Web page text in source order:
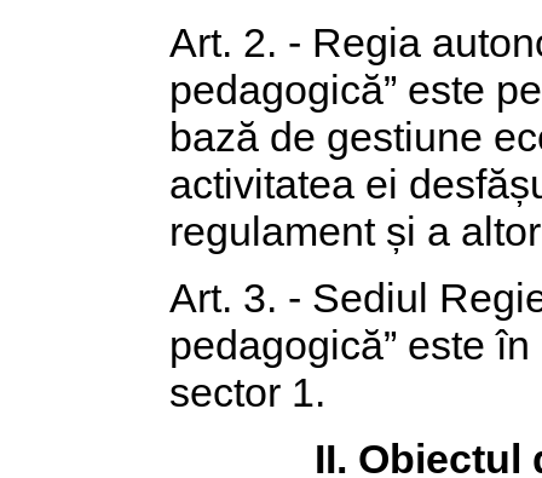
Art. 2. - Regia
pedagogică” este
bază de gestiune
activitatea ei
regulament și a
Art. 3. - Sediul
pedagogică” este
sector 1.
II. Obiectul